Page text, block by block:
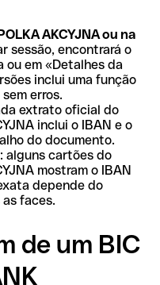
AKCYJNA ou na
sessão, encontrará o
ou em «Detalhes da
inclui uma função
erros.
extrato oficial do
inclui o IBAN e o
do documento.
: alguns cartões do
mostram o IBAN
depende do
faces.
de um BIC